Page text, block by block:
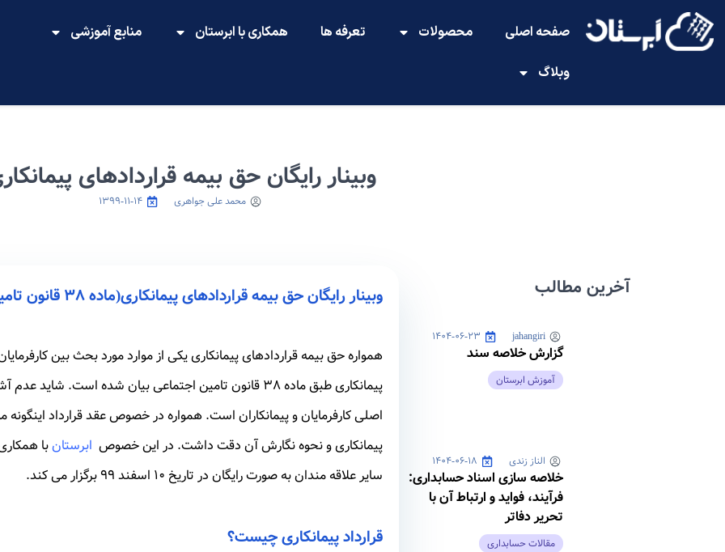
صفحه اصلی محصولات تعرفه ها همکاری با ابرستان منابع آموزشی
وبلاگ
وبینار رایگان حق بیمه قراردادهای
محمد علی جواهری ۱۳۹۹-۱۱-۱۴
آخرین مطالب
jahangiri ۱۴۰۴-۰۶-۲۳
گزارش خلاصه سند
آموزش ابرستان
الناز زندی ۱۴۰۴-۰۶-۱۸
خلاصه سازی اسناد حسابداری:
فرآیند، فواید و ارتباط آن با
تحریر دفاتر
مقالات حسابداری
وبینار رایگان حق بیمه قراردادهای پیمانکاری(ماده ۳۸ قانون تامین اجتماعی)
همواره حق بیمه قراردادهای پیمانکاری یکی از موارد مورد بحث بین
پیمانکاری طبق ماده ۳۸ قانون تامین اجتماعی بیان شده
اصلی کارفرمایان و پیمانکاران است. همواره در خصوص عقد قرارداد اینگونه
پیمانکاری و نحوه نگارش آن دقت داشت. در این خصوص ابرستانبا
سایر علاقه مندان به صورت رایگان در تاریخ ۱۰ اسفند ۹۹ برگزار می کند.
قرارداد پیمانکاری چیست؟